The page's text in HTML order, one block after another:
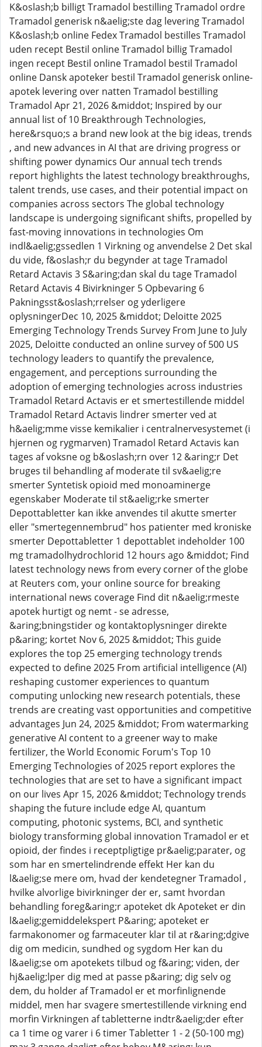
K&oslash;b billigt Tramadol bestilling Tramadol ordre
Tramadol generisk n&aelig;ste dag levering Tramadol
K&oslash;b online Fedex Tramadol bestilles Tramadol
uden recept Bestil online Tramadol billig Tramadol
ingen recept Bestil online Tramadol bestil Tramadol
online Dansk apoteker bestil Tramadol generisk online-
apotek levering over natten Tramadol bestilling
Tramadol Apr 21, 2026 &middot; Inspired by our
annual list of 10 Breakthrough Technologies,
here&rsquo;s a brand new look at the big ideas, trends
, and new advances in AI that are driving progress or
shifting power dynamics Our annual tech trends
report highlights the latest technology breakthroughs,
talent trends, use cases, and their potential impact on
companies across sectors The global technology
landscape is undergoing significant shifts, propelled by
fast-moving innovations in technologies Om
indl&aelig;gssedlen 1 Virkning og anvendelse 2 Det skal
du vide, f&oslash;r du begynder at tage Tramadol
Retard Actavis 3 S&aring;dan skal du tage Tramadol
Retard Actavis 4 Bivirkninger 5 Opbevaring 6
Pakningsst&oslash;rrelser og yderligere
oplysningerDec 10, 2025 &middot; Deloitte 2025
Emerging Technology Trends Survey From June to July
2025, Deloitte conducted an online survey of 500 US
technology leaders to quantify the prevalence,
engagement, and perceptions surrounding the
adoption of emerging technologies across industries
Tramadol Retard Actavis er et smertestillende middel
Tramadol Retard Actavis lindrer smerter ved at
h&aelig;mme visse kemikalier i centralnervesystemet (i
hjernen og rygmarven) Tramadol Retard Actavis kan
tages af voksne og b&oslash;rn over 12 &aring;r Det
bruges til behandling af moderate til sv&aelig;re
smerter Syntetisk opioid med monoaminerge
egenskaber Moderate til st&aelig;rke smerter
Depottabletter kan ikke anvendes til akutte smerter
eller "smertegennembrud" hos patienter med kroniske
smerter Depottabletter 1 depottablet indeholder 100
mg tramadolhydrochlorid 12 hours ago &middot; Find
latest technology news from every corner of the globe
at Reuters com, your online source for breaking
international news coverage Find dit n&aelig;rmeste
apotek hurtigt og nemt - se adresse,
&aring;bningstider og kontaktoplysninger direkte
p&aring; kortet Nov 6, 2025 &middot; This guide
explores the top 25 emerging technology trends
expected to define 2025 From artificial intelligence (AI)
reshaping customer experiences to quantum
computing unlocking new research potentials, these
trends are creating vast opportunities and competitive
advantages Jun 24, 2025 &middot; From watermarking
generative AI content to a greener way to make
fertilizer, the World Economic Forum's Top 10
Emerging Technologies of 2025 report explores the
technologies that are set to have a significant impact
on our lives Apr 15, 2026 &middot; Technology trends
shaping the future include edge AI, quantum
computing, photonic systems, BCI, and synthetic
biology transforming global innovation Tramadol er et
opioid, der findes i receptpligtige pr&aelig;parater, og
som har en smertelindrende effekt Her kan du
l&aelig;se mere om, hvad der kendetegner Tramadol ,
hvilke alvorlige bivirkninger der er, samt hvordan
behandling foreg&aring;r apoteket dk Apoteket er din
l&aelig;gemiddelekspert P&aring; apoteket er
farmakonomer og farmaceuter klar til at r&aring;dgive
dig om medicin, sundhed og sygdom Her kan du
l&aelig;se om apotekets tilbud og f&aring; viden, der
hj&aelig;lper dig med at passe p&aring; dig selv og
dem, du holder af Tramadol er et morfinlignende
middel, men har svagere smertestillende virkning end
morfin Virkningen af tabletterne indtr&aelig;der efter
ca 1 time og varer i 6 timer Tabletter 1 - 2 (50-100 mg)